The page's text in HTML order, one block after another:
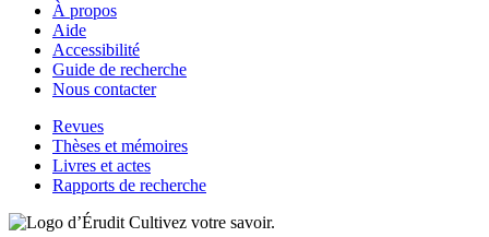
À propos
Aide
Accessibilité
Guide de recherche
Nous contacter
Revues
Thèses et mémoires
Livres et actes
Rapports de recherche
Cultivez votre savoir.